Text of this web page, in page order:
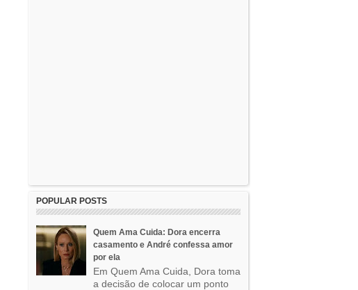
POPULAR POSTS
Quem Ama Cuida: Dora encerra
casamento e André confessa amor
por ela
Em Quem Ama Cuida, Dora toma
a decisão de colocar um ponto